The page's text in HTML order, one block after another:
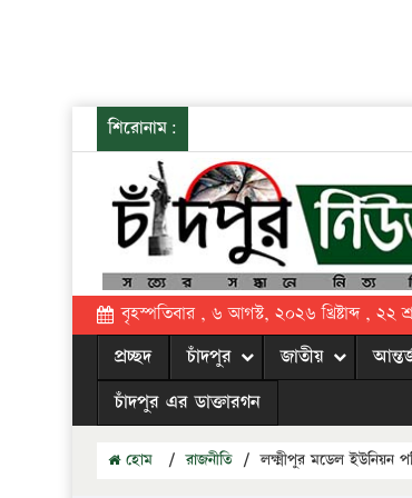
শিরোনাম:
বৃহস্পতিবার , ৬ আগস্ট, ২০২৬ খ্রিষ্টাব্দ , ২২
প্রচ্ছদ চাঁদপুর জাতীয়
চাঁদপুর এর ডাক্তারগন
হোম / রাজনীতি / লক্ষ্মীপুর মডেল ইউনিয়ন